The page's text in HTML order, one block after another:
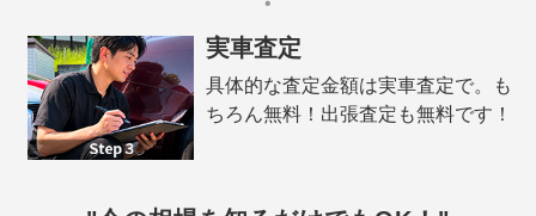
実車査定
具体的な査定金額は実車査定で。も
ちろん無料！出張査定も無料です！